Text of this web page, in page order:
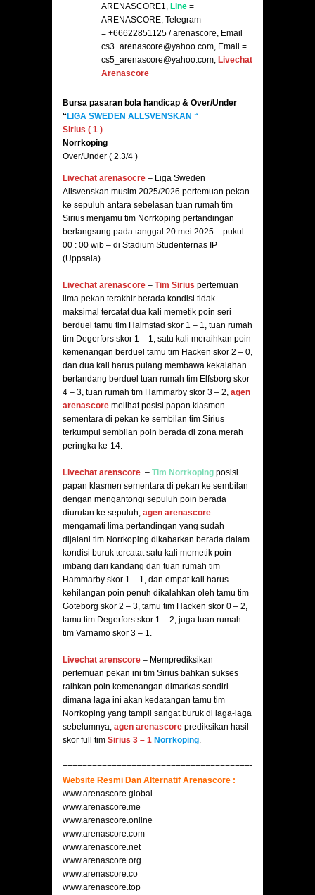
ARENASCORE1, Line =
ARENASCORE, Telegram
= +66622851125 / arenascore, Email
cs3_arenascore@yahoo.com, Email =
cs5_arenascore@yahoo.com, Livechat
Arenascore
Bursa pasaran bola handicap & Over/Under
“LIGA SWEDEN ALLSVENSKAN “
Sirius ( 1 )
Norrkoping
Over/Under ( 2.3/4 )
Livechat arenasocre – Liga Sweden
Allsvenskan musim 2025/2026 pertemuan pekan
ke sepuluh antara sebelasan tuan rumah tim
Sirius menjamu tim Norrkoping pertandingan
berlangsung pada tanggal 20 mei 2025 – pukul
00 : 00 wib – di Stadium Studenternas IP
(Uppsala).
Livechat arenascore – Tim Sirius pertemuan
lima pekan terakhir berada kondisi tidak
maksimal tercatat dua kali memetik poin seri
berduel tamu tim Halmstad skor 1 – 1, tuan rumah
tim Degerfors skor 1 – 1, satu kali meraihkan poin
kemenangan berduel tamu tim Hacken skor 2 – 0,
dan dua kali harus pulang membawa kekalahan
bertandang berduel tuan rumah tim Elfsborg skor
4 – 3, tuan rumah tim Hammarby skor 3 – 2, agen
arenascore melihat posisi papan klasmen
sementara di pekan ke sembilan tim Sirius
terkumpul sembilan poin berada di zona merah
peringka ke-14.
Livechat arenscore – Tim Norrkoping posisi
papan klasmen sementara di pekan ke sembilan
dengan mengantongi sepuluh poin berada
diurutan ke sepuluh, agen arenascore
mengamati lima pertandingan yang sudah
dijalani tim Norrkoping dikabarkan berada dalam
kondisi buruk tercatat satu kali memetik poin
imbang dari kandang dari tuan rumah tim
Hammarby skor 1 – 1, dan empat kali harus
kehilangan poin penuh dikalahkan oleh tamu tim
Goteborg skor 2 – 3, tamu tim Hacken skor 0 – 2,
tamu tim Degerfors skor 1 – 2, juga tuan rumah
tim Varnamo skor 3 – 1.
Livechat arenscore – Memprediksikan
pertemuan pekan ini tim Sirius bahkan sukses
raihkan poin kemenangan dimarkas sendiri
dimana laga ini akan kedatangan tamu tim
Norrkoping yang tampil sangat buruk di laga-laga
sebelumnya, agen arenascore prediksikan hasil
skor full tim Sirius 3 – 1 Norrkoping.
Website Resmi Dan Alternatif Arenascore :
www.arenascore.global
www.arenascore.me
www.arenascore.online
www.arenascore.com
www.arenascore.net
www.arenascore.org
www.arenascore.co
www.arenascore.top